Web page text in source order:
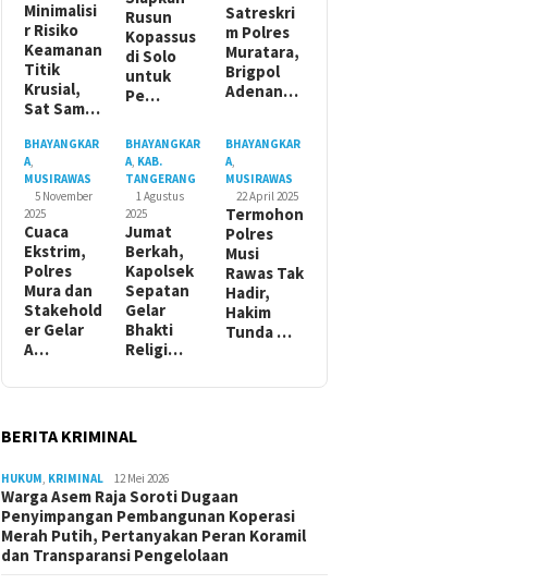
Minimalisi
r Risiko
Keamanan
Titik
Krusial,
Sat Sam…
Rusun
Kopassus
di Solo
untuk
Pe…
Satreskri
m Polres
Muratara,
Brigpol
Adenan…
BHAYANGKAR
A,
MUSIRAWAS
5 November
2025
Cuaca
Ekstrim,
Polres
Mura dan
Stakehold
er Gelar
A…
BHAYANGKAR
A, KAB.
TANGERANG
1 Agustus
2025
Jumat
Berkah,
Kapolsek
Sepatan
Gelar
Bhakti
Religi…
BHAYANGKAR
A,
MUSIRAWAS
22 April 2025
Termohon
Polres
Musi
Rawas Tak
Hadir,
Hakim
Tunda …
BERITA KRIMINAL
HUKUM, KRIMINAL 12 Mei 2026
Warga Asem Raja Soroti Dugaan
Penyimpangan Pembangunan Koperasi
Merah Putih, Pertanyakan Peran Koramil
dan Transparansi Pengelolaan